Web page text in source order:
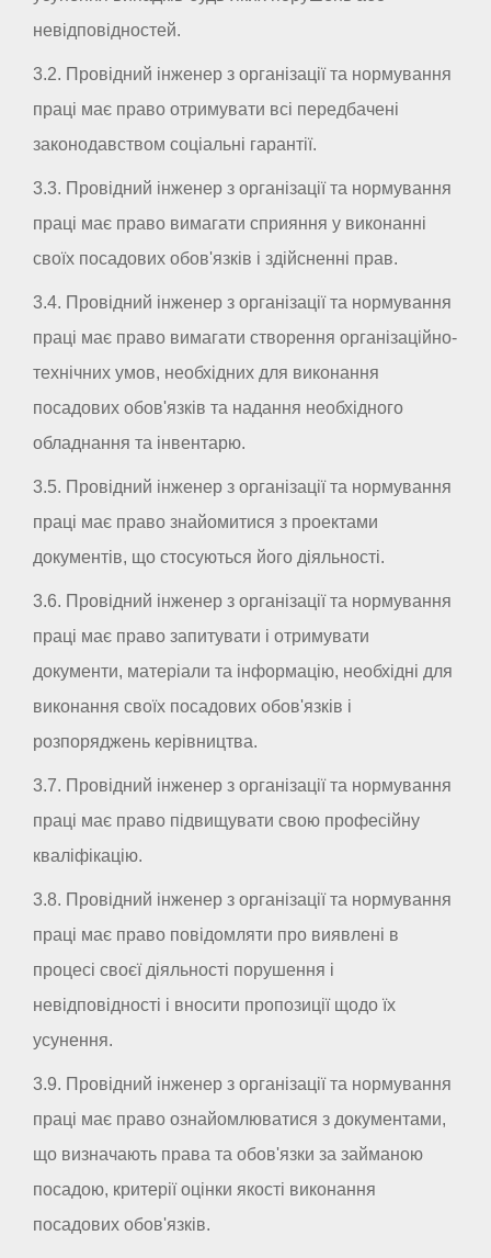
невідповідностей.
3.2. Провідний інженер з організації та нормування
праці має право отримувати всі передбачені
законодавством соціальні гарантії.
3.3. Провідний інженер з організації та нормування
праці має право вимагати сприяння у виконанні
своїх посадових обов'язків і здійсненні прав.
3.4. Провідний інженер з організації та нормування
праці має право вимагати створення організаційно-
технічних умов, необхідних для виконання
посадових обов'язків та надання необхідного
обладнання та інвентарю.
3.5. Провідний інженер з організації та нормування
праці має право знайомитися з проектами
документів, що стосуються його діяльності.
3.6. Провідний інженер з організації та нормування
праці має право запитувати і отримувати
документи, матеріали та інформацію, необхідні для
виконання своїх посадових обов'язків і
розпоряджень керівництва.
3.7. Провідний інженер з організації та нормування
праці має право підвищувати свою професійну
кваліфікацію.
3.8. Провідний інженер з організації та нормування
праці має право повідомляти про виявлені в
процесі своєї діяльності порушення і
невідповідності і вносити пропозиції щодо їх
усунення.
3.9. Провідний інженер з організації та нормування
праці має право ознайомлюватися з документами,
що визначають права та обов'язки за займаною
посадою, критерії оцінки якості виконання
посадових обов'язків.